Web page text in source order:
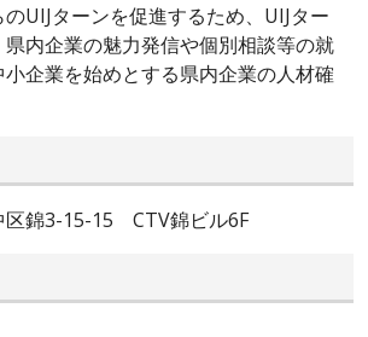
UIJターンを促進するため、UIJター
内企業の魅力発信や個別相談等の就
企業を始めとする県内企業の人材確
区錦3-15-15 CTV錦ビル6F